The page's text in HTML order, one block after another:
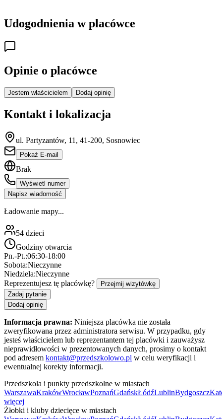
Udogodnienia w placówce
Opinie o placówce
Jestem właścicielem Dodaj opinię
Kontakt i lokalizacja
ul. Partyzantów, 11, 41-200, Sosnowiec
Pokaż E-mail
Brak
Wyświetl numer
Napisz wiadomość
Ładowanie mapy...
54 dzieci
Godziny otwarcia
Pn.-Pt.:06:30-18:00
Sobota:Nieczynne
Niedziela:Nieczynne
Reprezentujesz tę placówkę?
Przejmij wizytówkę
Zadaj pytanie
Dodaj opinię
Informacja prawna: Niniejsza placówka nie została
zweryfikowana przez administratora serwisu. W przypadku, gdy
jesteś właścicielem lub reprezentantem tej placówki i zauważysz
nieprawidłowości w prezentowanych danych, prosimy o kontakt
pod adresem kontakt@przedszkolowo.pl w celu weryfikacji i
ewentualnej korekty informacji.
Przedszkola i punkty przedszkolne w miastach
WarszawaKrakówWrocławPoznańGdańskŁódźLublinBydgoszcz
więcej
Żłobki i kluby dziecięce w miastach